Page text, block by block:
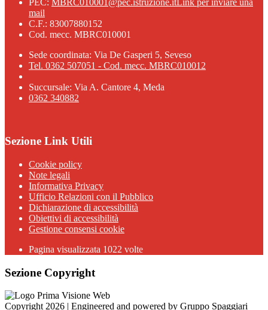
mail
C.F.: 83007880152
Cod. mecc. MBRC010001
Sede coordinata: Via De Gasperi 5, Seveso
Tel. 0362 507051 - Cod. mecc. MBRC010012
Succursale: Via A. Cantore 4, Meda
0362 340882
Sezione Link Utili
Cookie policy
Note legali
Informativa Privacy
Ufficio Relazioni con il Pubblico
Dichiarazione di accessibilità
Obiettivi di accessibilità
Gestione consensi cookie
Pagina visualizzata 1022 volte
Sezione Copyright
Copyright 2026 | Engineered and powered by Gruppo Spaggiari